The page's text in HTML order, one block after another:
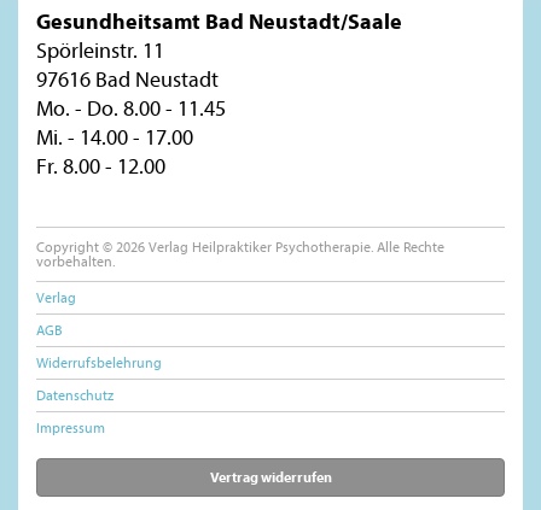
Gesundheitsamt Bad Neustadt/Saale
Spörleinstr. 11
97616 Bad Neustadt
Mo. - Do. 8.00 - 11.45
Mi. - 14.00 - 17.00
Fr. 8.00 - 12.00
Copyright © 2026 Verlag Heilpraktiker Psychotherapie. Alle Rechte
vorbehalten.
Verlag
AGB
Widerrufsbelehrung
Datenschutz
Impressum
Vertrag widerrufen